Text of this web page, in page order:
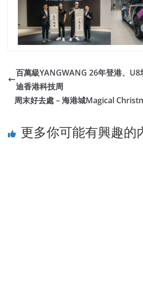
百萬級YANGWANG 26年登港、U8
迪香港科技周
周末好去處 – 海港城Magical
更多你可能有興趣的